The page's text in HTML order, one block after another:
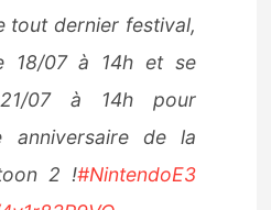
tout dernier festival,
18/07 à 14h et se
07 à 14h pour
anniversaire de la
2 !#NintendoE3